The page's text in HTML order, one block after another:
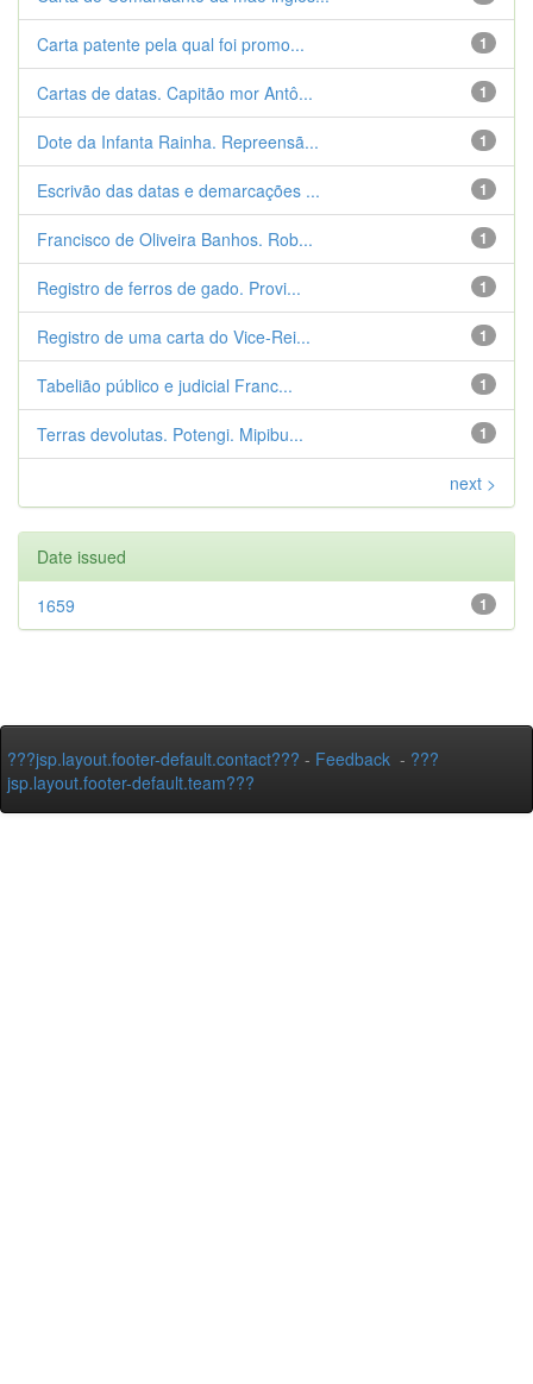
1
Carta patente pela qual foi promo...
1
Cartas de datas. Capitão mor Antô...
1
Dote da Infanta Rainha. Repreensã...
1
Escrivão das datas e demarcações ...
1
Francisco de Oliveira Banhos. Rob...
1
Registro de ferros de gado. Provi...
1
Registro de uma carta do Vice-Rei...
1
Tabelião público e judicial Franc...
1
Terras devolutas. Potengi. Mipibu...
next >
Date issued
1
1659
???jsp.layout.footer-default.contact??? - Feedback - ???
jsp.layout.footer-default.team???